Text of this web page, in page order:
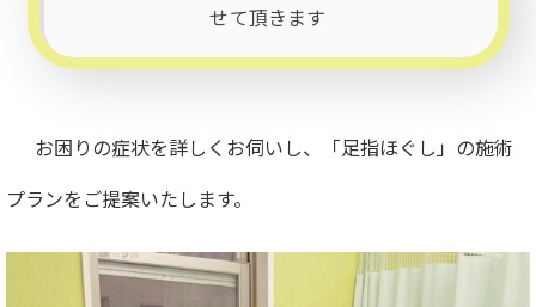
せて頂きます
お困りの症状を詳しくお伺いし、「足指ほぐし」の施術
プランを ご提案いたします。